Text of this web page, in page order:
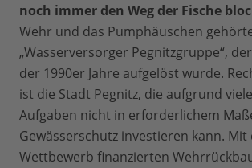
noch immer den Weg der Fische
Wehr und das Pumphäuschen
„Wasserversorger Pegnitzgruppe“,
der 1990er Jahre aufgelöst wurde.
ist die Stadt Pegnitz, die aufgrund
Aufgaben nicht in erforderlichem
Gewässerschutz investieren kann.
Wettbewerb finanzierten